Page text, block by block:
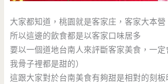
大家都知道，桃園就是客家庄，客家大本營
所以這邊的飲食都是以客家口味居多
要以一個道地台南人來評斷客家美食，一
我骨子裡都是甜的）
這跟大家對於台南美食有夠甜是相對的刻板